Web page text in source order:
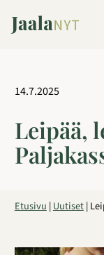
sisältöön
14.7.2025
Leipää,
Etusivu|Uutiset|